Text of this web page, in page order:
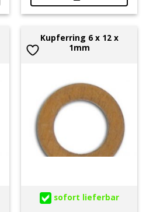
Kupferring 6 x 12 x
1mm
sofort lieferbar